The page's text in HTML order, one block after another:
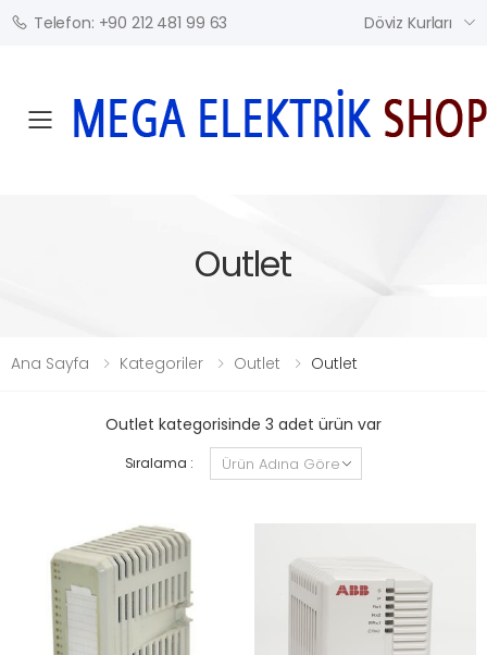
Telefon: +90 212 481 99 63 Döviz Kurları
Mobil Menü
Outlet
Ana Sayfa Kategoriler Outlet Outlet
Outlet kategorisinde 3 adet ürün var
Sıralama :